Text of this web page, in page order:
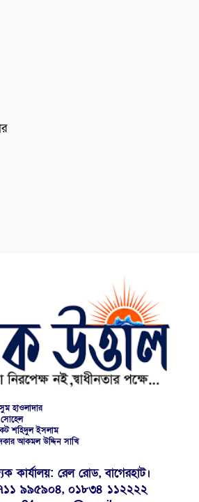
হাওলাদার
সোহেল
শহিদুল ইসলাম
আকমল উদ্দিন সাখি
কার্যালয়: রেল রোড, বাগেরহাট।
৯৯৫৯০৪, ০১৮৩৪ ১১২২২২